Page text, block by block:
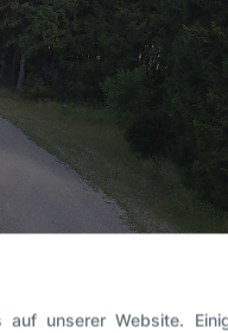
auf unserer Website.